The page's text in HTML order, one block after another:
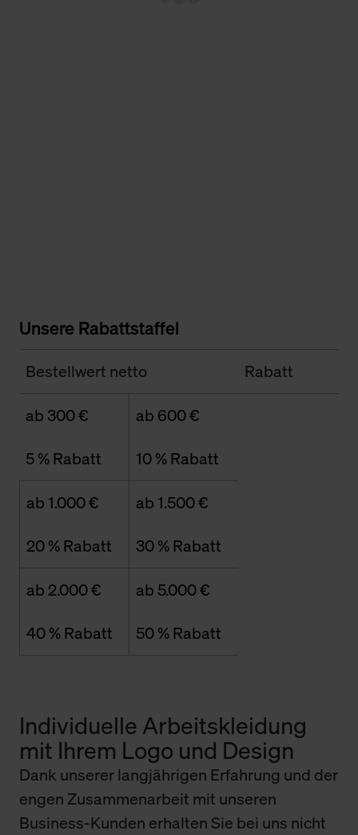
Unsere Rabattstaffel
Bestellwert netto Rabatt
ab 300 €
5 % Rabatt
ab 600 €
10 % Rabatt
ab 1.000 €
20 % Rabatt
ab 1.500 €
30 % Rabatt
ab 2.000 €
40 % Rabatt
ab 5.000 €
50 % Rabatt
Individuelle Arbeitskleidung
mit Ihrem Logo und Design
Dank unserer langjährigen Erfahrung und der
engen Zusammenarbeit mit unseren
Business-Kunden erhalten Sie bei uns nicht